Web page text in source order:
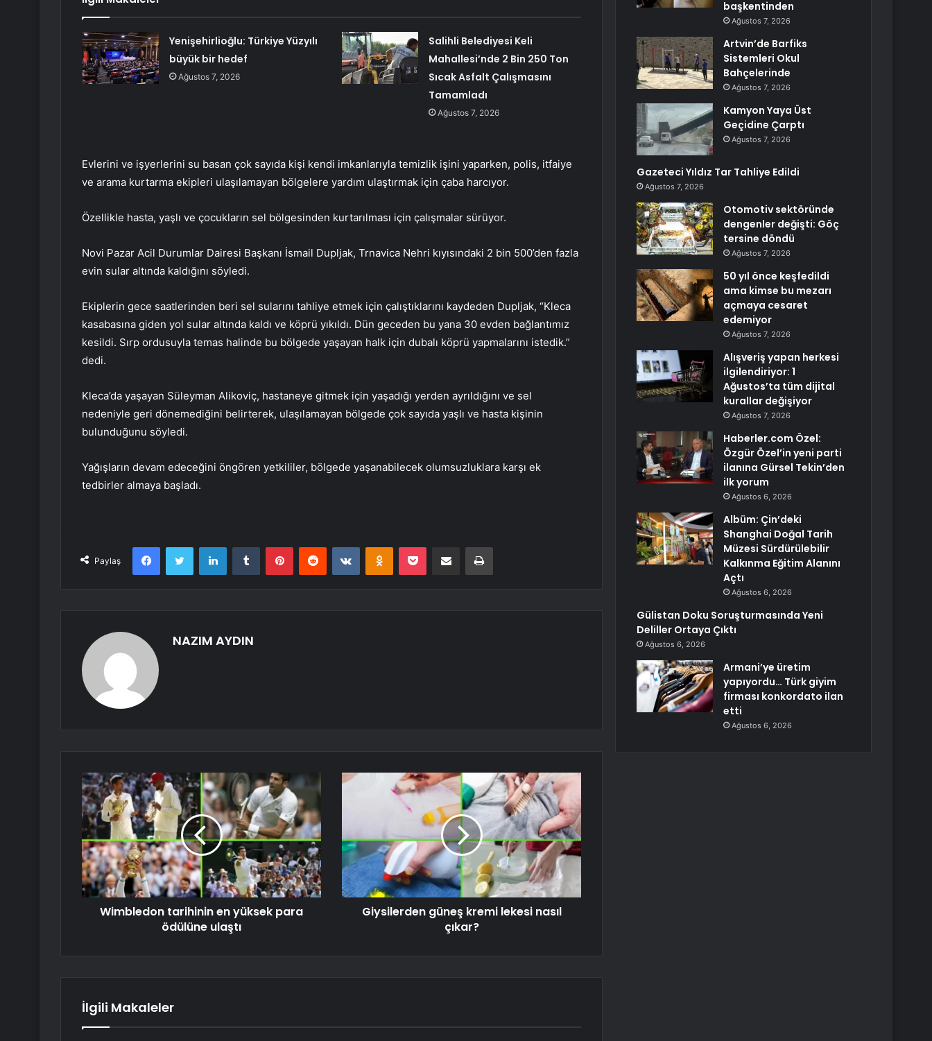
Yenişehirlioğlu: Türkiye Yüzyılı
büyük bir hedef
Ağustos 7, 2026
Salihli Belediyesi Keli
Mahallesi’nde 2 Bin 250 Ton
Sıcak Asfalt Çalışmasını
Tamamladı
Ağustos 7, 2026
Evlerini ve işyerlerini su basan çok sayıda kişi kendi imkanlarıyla temizlik işini yaparken, polis, itfaiye
ve arama kurtarma ekipleri ulaşılamayan bölgelere yardım ulaştırmak için çaba harcıyor.
Özellikle hasta, yaşlı ve çocukların sel bölgesinden kurtarılması için çalışmalar sürüyor.
Novi Pazar Acil Durumlar Dairesi Başkanı İsmail Dupljak, Trnavica Nehri kıyısındaki 2 bin 500’den fazla
evin sular altında kaldığını söyledi.
Ekiplerin gece saatlerinden beri sel sularını tahliye etmek için çalıştıklarını kaydeden Dupljak, “Kleca
kasabasına giden yol sular altında kaldı ve köprü yıkıldı. Dün geceden bu yana 30 evden bağlantımız
kesildi. Sırp ordusuyla temas halinde bu bölgede yaşayan halk için dubalı köprü yapmalarını istedik.”
dedi.
Kleca’da yaşayan Süleyman Alikoviç, hastaneye gitmek için yaşadığı yerden ayrıldığını ve sel
nedeniyle geri dönemediğini belirterek, ulaşılamayan bölgede çok sayıda yaşlı ve hasta kişinin
bulunduğunu söyledi.
Yağışların devam edeceğini öngören yetkililer, bölgede yaşanabilecek olumsuzluklara karşı ek
tedbirler almaya başladı.
Paylaş
FacebookTwitter LinkedInTumblr PinterestReddit VKontakteOdnoklassniki
Pocket E-Posta ile paylaş Yazdır
NAZIM AYDIN
Wimbledon tarihinin en yüksek para
ödülüne ulaştı
Giysilerden güneş kremi lekesi nasıl
çıkar?
İlgili Makaleler
başkentinden
Ağustos 7, 2026
Artvin’de Barfiks
Sistemleri Okul
Bahçelerinde
Ağustos 7, 2026
Kamyon Yaya Üst
Geçidine Çarptı
Ağustos 7, 2026
Gazeteci Yıldız Tar Tahliye Edildi
Ağustos 7, 2026
Otomotiv sektöründe
dengenler değişti: Göç
tersine döndü
Ağustos 7, 2026
50 yıl önce keşfedildi
ama kimse bu mezarı
açmaya cesaret
edemiyor
Ağustos 7, 2026
Alışveriş yapan herkesi
ilgilendiriyor: 1
Ağustos’ta tüm dijital
kurallar değişiyor
Ağustos 7, 2026
Haberler.com Özel:
Özgür Özel’in yeni parti
ilanına Gürsel Tekin’den
ilk yorum
Ağustos 6, 2026
Albüm: Çin’deki
Shanghai Doğal Tarih
Müzesi Sürdürülebilir
Kalkınma Eğitim Alanını
Açtı
Ağustos 6, 2026
Gülistan Doku Soruşturmasında Yeni
Deliller Ortaya Çıktı
Ağustos 6, 2026
Armani’ye üretim
yapıyordu… Türk giyim
firması konkordato ilan
etti
Ağustos 6, 2026